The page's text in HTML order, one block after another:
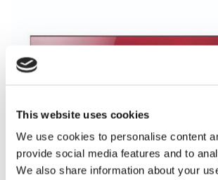
This website uses cookies
We use cookies to personalise content
provide social media features and to
We also share information about your